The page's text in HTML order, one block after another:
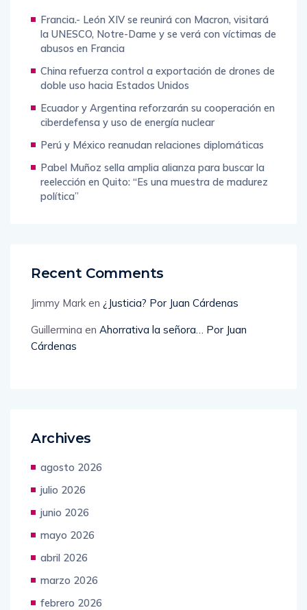
Francia.- León XIV se reunirá con Macron, visitará
la UNESCO, Notre-Dame y se verá con víctimas de
abusos en Francia
China refuerza control a exportación de drones de
doble uso hacia Estados Unidos
Ecuador y Argentina reforzarán su cooperación en
ciberdefensa y uso de energía nuclear
Perú y México reanudan relaciones diplomáticas
Pabel Muñoz sella amplia alianza para buscar la
reelección en Quito: “Es una muestra de madurez
política”
Recent Comments
Jimmy Mark en ¿Justicia? Por Juan Cárdenas
Guillermina en Ahorrativa la señora… Por Juan
Cárdenas
Archives
agosto 2026
julio 2026
junio 2026
mayo 2026
abril 2026
marzo 2026
febrero 2026